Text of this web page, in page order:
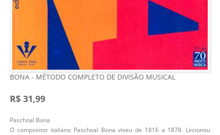
BONA - MÉTODO COMPLETO DE DIVISÃO MUSICAL
R$ 31,99
Paschoal Bona
O compositor italiano Paschoal Bona viveu de 1816 a 1878. Lecionou